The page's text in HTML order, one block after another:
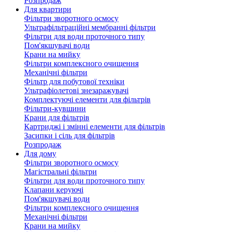
Для квартири
Фільтри зворотного осмосу
Ультрафільтраційні мембранні фільтри
Фільтри для води проточного типу
Пом'якшувачі води
Крани на мийку
Фільтри комплексного очищення
Механічні фільтри
Фільтр для побутової техніки
Ультрафіолетові знезаражувачі
Комплектуючі елементи для фільтрів
Фільтри-кувшини
Крани для фільтрів
Картриджі і змінні елементи для фільтрів
Засипки і сіль для фільтрів
Розпродаж
Для дому
Фільтри зворотного осмосу
Магістральні фільтри
Фільтри для води проточного типу
Клапани керуючі
Пом'якшувачі води
Фільтри комплексного очищення
Механічні фільтри
Крани на мийку